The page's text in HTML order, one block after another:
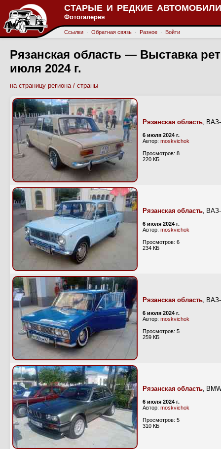
СТАРЫЕ И РЕДКИЕ
Фотогалерея
Ссылки · Обратная связь · Разное · Войти
Рязанская область — Выставка
июля 2024 г.
на страницу региона / страны
Рязанская область,
6 июля 2024 г.
Автор: moskvichok
Просмотров: 8
220 КБ
Рязанская область,
6 июля 2024 г.
Автор: moskvichok
Просмотров: 6
234 КБ
Рязанская область,
6 июля 2024 г.
Автор: moskvichok
Просмотров: 5
259 КБ
Рязанская область,
6 июля 2024 г.
Автор: moskvichok
Просмотров: 5
310 КБ